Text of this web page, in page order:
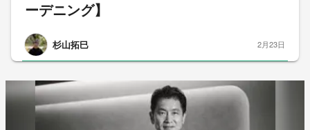
ーデニング】
杉山拓巳 2月23日